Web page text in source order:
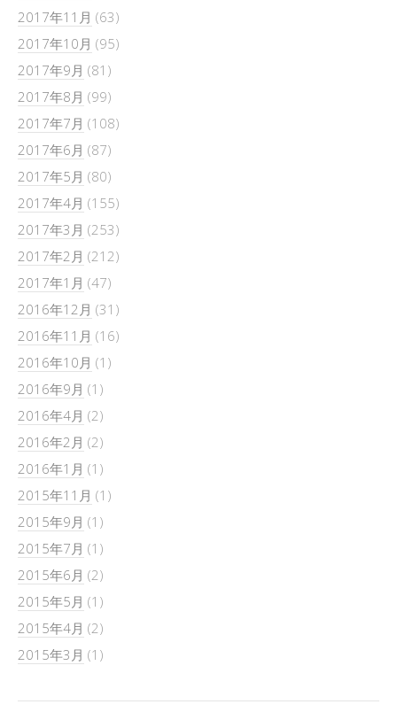
2017年11月 (63)
2017年10月 (95)
2017年9月 (81)
2017年8月 (99)
2017年7月 (108)
2017年6月 (87)
2017年5月 (80)
2017年4月 (155)
2017年3月 (253)
2017年2月 (212)
2017年1月 (47)
2016年12月 (31)
2016年11月 (16)
2016年10月 (1)
2016年9月 (1)
2016年4月 (2)
2016年2月 (2)
2016年1月 (1)
2015年11月 (1)
2015年9月 (1)
2015年7月 (1)
2015年6月 (2)
2015年5月 (1)
2015年4月 (2)
2015年3月 (1)